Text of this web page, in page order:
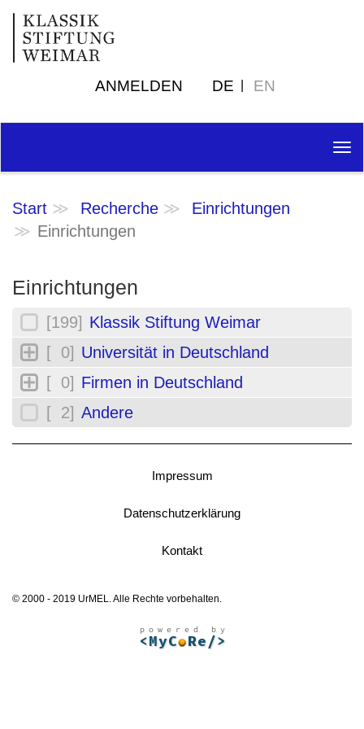
ANMELDEN DE EN
Start Recherche
Einrichtungen
Einrichtungen
Einrichtungen
[199] Klassik Stiftung Weimar
[ 0] Universität in Deutschland
[ 0] Firmen in Deutschland
[ 2] Andere
Impressum
Datenschutzerklärung
Kontakt
© 2000 - 2019 UrMEL. Alle Rechte vorbehalten.